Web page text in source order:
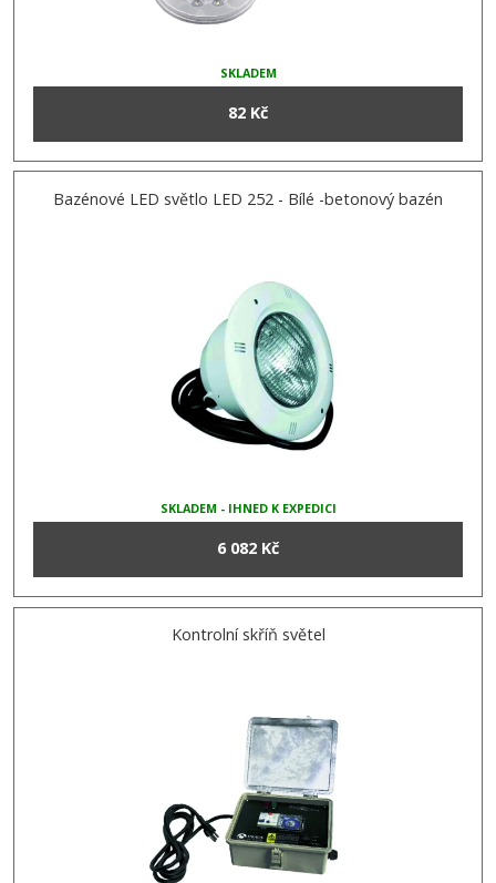
SKLADEM
82 Kč
Bazénové LED světlo LED 252 - Bílé -betonový bazén
SKLADEM - IHNED K EXPEDICI
6 082 Kč
Kontrolní skříň světel